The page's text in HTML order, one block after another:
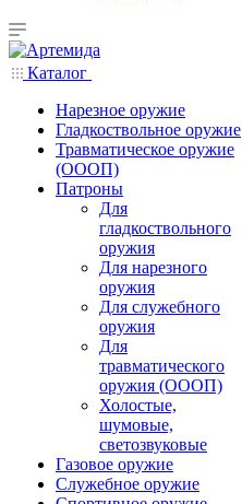
Каталог
Нарезное оружие
Гладкоствольное оружие
Травматическое оружие
(ОООП)
Патроны
Для
гладкоствольного
оружия
Для нарезного
оружия
Для служебного
оружия
Для
травматического
оружия (ОООП)
Холостые,
шумовые,
светозвуковые
Газовое оружие
Служебное оружие